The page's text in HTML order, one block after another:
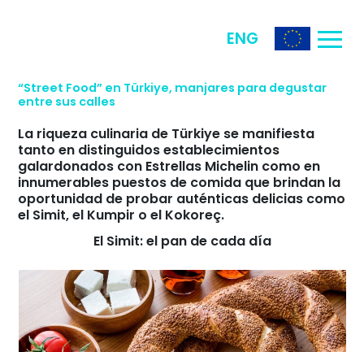
ENG
“Street Food” en Türkiye, manjares para degustar
entre sus calles
La riqueza culinaria de Türkiye se manifiesta
tanto en distinguidos establecimientos
galardonados con Estrellas Michelin como en
innumerables puestos de comida que brindan la
oportunidad de probar auténticas delicias como
el Simit, el Kumpir o el Kokoreç.
El Simit: el pan de cada día